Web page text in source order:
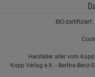
BIO-
Hersteller aller vom
Kopp Verlag e.K. - Bertha-